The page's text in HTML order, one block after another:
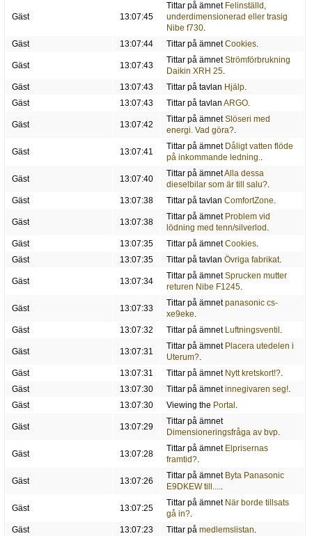
Gäst 13:07:45
Tittar på ämnet Felinställd,
underdimensionerad eller trasig
Nibe f730.
Gäst
13:07:44 Tittar på ämnetCookies.
Gäst 13:07:43
Tittar på ämnetStrömförbrukning
Daikin XRH 25.
Gäst
13:07:43 Tittar på tavlan Hjälp.
Gäst
13:07:43 Tittar på tavlan ARGO.
Gäst 13:07:42
Tittar på ämnetSlöseri med
energi. Vad göra?.
Gäst 13:07:41
Tittar på ämnet Dåligt vatten flöde
på inkommande ledning..
Gäst 13:07:40
Tittar på ämnetAlla dessa
dieselbilar som är till salu?.
Gäst
13:07:38 Tittar på tavlan ComfortZone.
Gäst 13:07:38
Tittar på ämnet Problem vid
lödning med tenn/silverlod .
Gäst
13:07:35 Tittar på ämnetCookies.
Gäst
13:07:35 Tittar på tavlan Övriga fabrikat.
Gäst 13:07:34
Tittar på ämnetSprucken mutter
returen Nibe F1245.
Gäst 13:07:33
Tittar på ämnetpanasonic cs-
xe9eke.
Gäst
13:07:32 Tittar på ämnet Luftningsventil .
Gäst 13:07:31
Tittar på ämnet Placera utedelen i
Uterum?.
Gäst
13:07:31 Tittar på ämnet Nytt kretskort!?.
Gäst
13:07:30 Tittar på ämnetinnegivaren seg!.
Gäst
13:07:30 Viewing the Portal .
Gäst 13:07:29
Tittar på ämnet
Dimensioneringsfråga av bvp.
Gäst 13:07:28
Tittar på ämnet Elprisernas
framtid?.
Gäst 13:07:26
Tittar på ämnet Byta Panasonic
E9DKEW till.....
Gäst 13:07:25
Tittar på ämnet När borde tillsats
gå in?.
Gäst
13:07:23 Tittar på medlemslistan.